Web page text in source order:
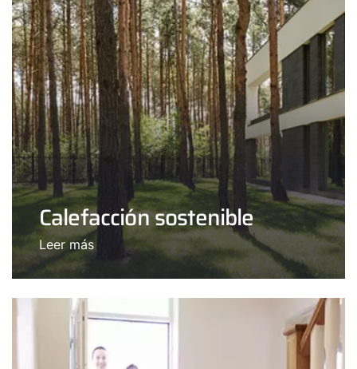
Calefacción sostenible
Leer más